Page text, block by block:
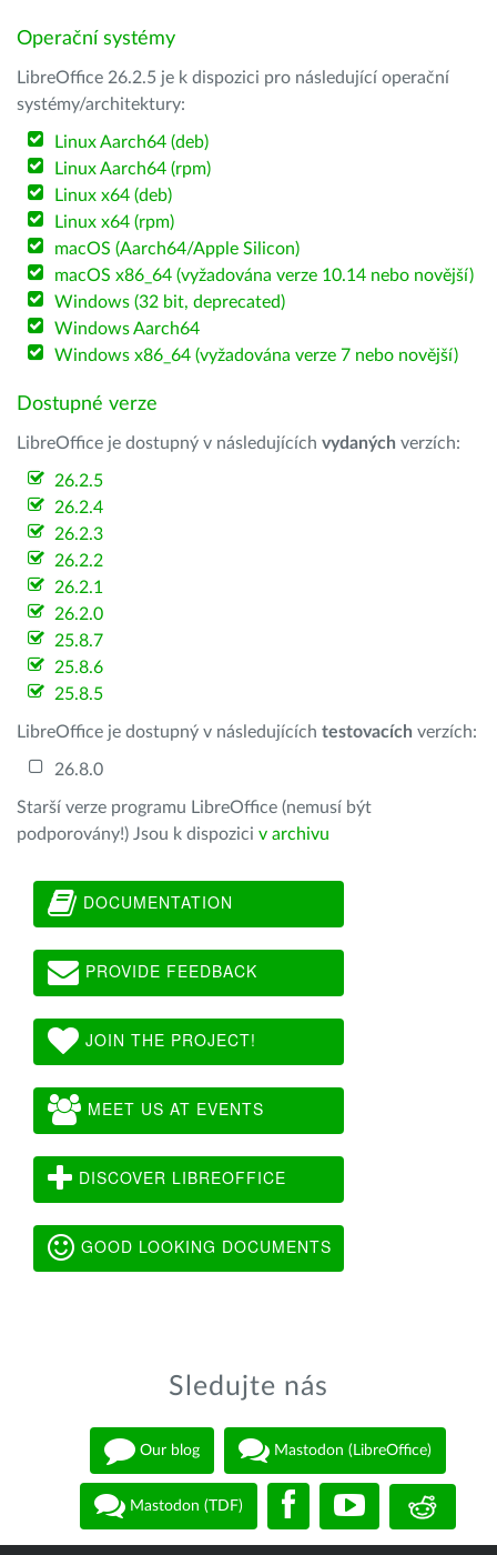
Operační systémy
LibreOffice 26.2.5 je k dispozici pro následující operační
systémy/architektury:
Linux Aarch64 (deb)
Linux Aarch64 (rpm)
Linux x64 (deb)
Linux x64 (rpm)
macOS (Aarch64/Apple Silicon)
macOS x86_64 (vyžadována verze 10.14 nebo novější)
Windows (32 bit, deprecated)
Windows Aarch64
Windows x86_64 (vyžadována verze 7 nebo novější)
Dostupné verze
LibreOffice je dostupný v následujících vydaných verzích:
26.2.5
26.2.4
26.2.3
26.2.2
26.2.1
26.2.0
25.8.7
25.8.6
25.8.5
LibreOffice je dostupný v následujících testovacích verzích:
26.8.0
Starší verze programu LibreOffice (nemusí být
podporovány!) Jsou k dispozici v archivu
DOCUMENTATION
PROVIDE FEEDBACK
JOIN THE PROJECT!
MEET US AT EVENTS
DISCOVER LIBREOFFICE
GOOD LOOKING DOCUMENTS
Sledujte nás
Our blog Mastodon (LibreOffice)
Mastodon (TDF)